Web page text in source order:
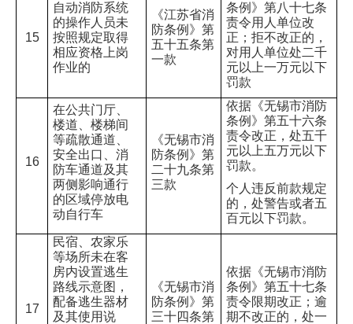
15
自动消防系统
的操作人员未
按照规定取得
相应资格上岗
作业的
《江苏省消
防条例》第
五十五条第
一款
条例》第八十七条
责令用人单位改
正；拒不改正的，
对用人单位处二千
元以上一万元以下
罚款
16
在公共门厅、
楼道、楼梯间
等疏散通道、
安全出口、消
防车通道及其
两侧影响通行
的区域停放电
动自行车
《无锡市消
防条例》第
二十九条第
三款
依据《无锡市消防
条例》第五十六条
责令改正，处五千
元以上五万元以下
罚款。
个人违反前款规定
的，处警告或者五
百元以下罚款。
17
民宿、农家乐
等场所未在客
房内设置逃生
路线示意图，
配备逃生器材
及其使用说
《无锡市消
防条例》第
三十四条第
依据《无锡市消防
条例》第五十七条
责令限期改正；逾
期不改正的，处一